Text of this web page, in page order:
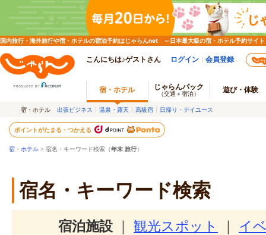
国内旅行・海外旅行や宿・ホテルの宿泊予約はじゃらんnet ～日本最大級の宿・ホテル予約サイト
こんにちは♪ゲストさん ログイン 会員登録
宿・ホテル じゃらんパック
（交通＋宿泊） 遊び・体験
宿・ホテル 出張ビジネス 温泉・露天 高級宿 日帰り・デイユース
ポイントがたまる・つかえる
宿・ホテル > 宿名・キーワード検索（年末 旅行）
宿名・キーワード検索
宿泊施設 観光スポット イ